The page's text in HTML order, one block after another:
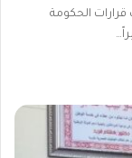
الحكومة